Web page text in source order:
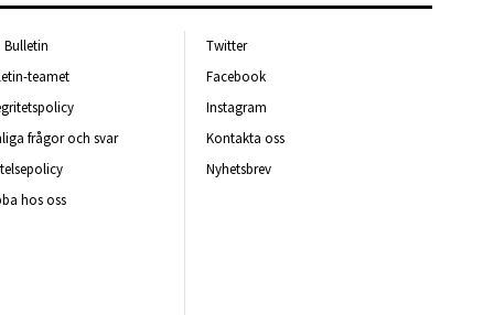
Bulletin
teamet
frågor och svar
hos oss
Twitter
Facebook
Instagram
Kontakta oss
Nyhetsbrev